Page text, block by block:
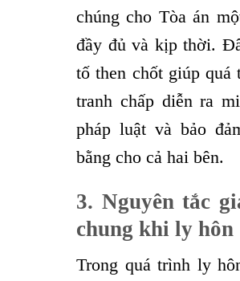
chúng cho Tòa án
đầy đủ và kịp thời.
tố then chốt giúp quá
tranh chấp diễn ra
pháp luật và bảo
bằng cho cả hai bên.
3. Nguyên tắc
chung khi ly hôn
Trong quá trình ly